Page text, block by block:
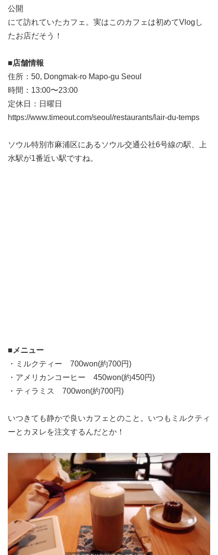
公開
にて訪れていたカフェ。実はこのカフェは初めてVlogし
たお店だそう！
■店舗情報
住所：50, Dongmak-ro Mapo-gu Seoul
時間：13:00〜23:00
定休日：日曜日
https://www.timeout.com/seoul/restaurants/lair-du-temps
ソウル特別市麻浦区にあるソウル交通公社6号線の駅、上
水駅が1番近い駅ですね。
■メニュー
・ミルクティー 700won(約700円)
・アメリカンコーヒー 450won(約450円)
・ティラミス 700won(約700円)
いつきても静かで良いカフェとのこと。いつもミルクティ
ーとカヌレを注文するんだとか！